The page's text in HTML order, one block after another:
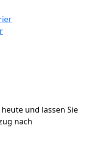
und lassen Sie
nach